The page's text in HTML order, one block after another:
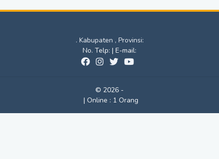
. Kabupaten , Provinsi:
No. Telp: | E-mail:
© 2026 -
| Online : 1 Orang